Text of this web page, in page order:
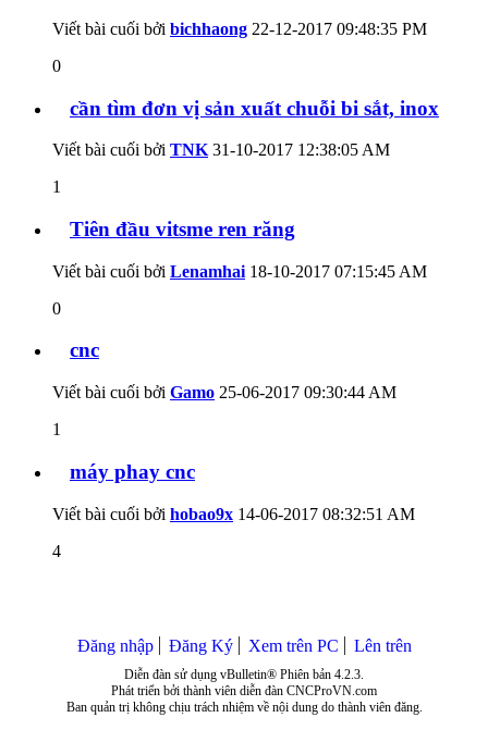
Viết bài cuối bởi bichhaong 22-12-2017 09:48:35 PM
0
cần tìm đơn vị sản xuất chuỗi bi sắt, inox
Viết bài cuối bởi TNK 31-10-2017 12:38:05 AM
1
Tiên đầu vitsme ren răng
Viết bài cuối bởi Lenamhai 18-10-2017 07:15:45 AM
0
cnc
Viết bài cuối bởi Gamo 25-06-2017 09:30:44 AM
1
máy phay cnc
Viết bài cuối bởi hobao9x 14-06-2017 08:32:51 AM
4
Đăng nhập Đăng Ký Xem trên PC Lên trên
Diễn đàn sử dụng vBulletin® Phiên bản 4.2.3.
Phát triển bởi thành viên diễn đàn CNCProVN.com
Ban quản trị không chịu trách nhiệm về nội dung do thành viên đăng.